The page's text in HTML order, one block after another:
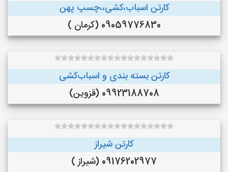
کارتن اسباب،کشی،،چسپ پهن
09059776830 (کرمان )
کارتن بسته بندی و اسباب‌کشی
09923188708 (قزوین)
کارتن شیراز
09176202977 (شیراز )